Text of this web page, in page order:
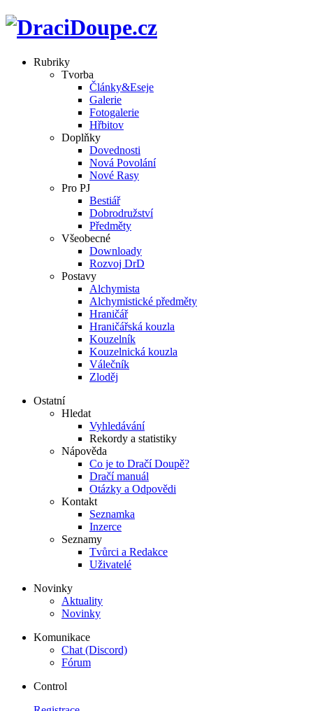
Rubriky
Tvorba
Články&Eseje
Galerie
Fotogalerie
Hřbitov
Doplňky
Dovednosti
Nová Povolání
Nové Rasy
Pro PJ
Bestiář
Dobrodružství
Předměty
Všeobecné
Downloady
Rozvoj DrD
Postavy
Alchymista
Alchymistické předměty
Hraničář
Hraničářská kouzla
Kouzelník
Kouzelnická kouzla
Válečník
Zloděj
Ostatní
Hledat
Vyhledávání
Rekordy a statistiky
Nápověda
Co je to Dračí Doupě?
Dračí manuál
Otázky a Odpovědi
Kontakt
Seznamka
Inzerce
Seznamy
Tvůrci a Redakce
Uživatelé
Novinky
Aktuality
Novinky
Komunikace
Chat (Discord)
Fórum
Control